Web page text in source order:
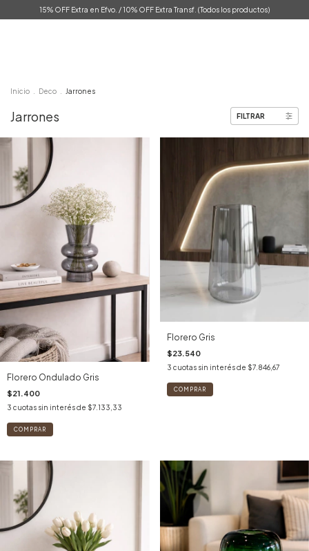
15% OFF Extra en Efvo. / 10% OFF Extra Transf. (Todos los productos)
Inicio Deco Jarrones
Jarrones FILTRAR
Florero Ondulado Gris
$21.400
3 cuotas sin interés de $7.133,33
COMPRAR
Florero Gris
$23.540
3 cuotas sin interés de $7.846,67
COMPRAR